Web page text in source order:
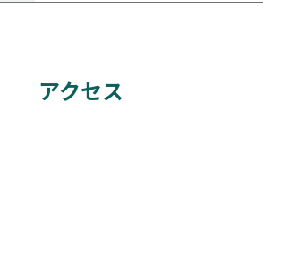
アクセス